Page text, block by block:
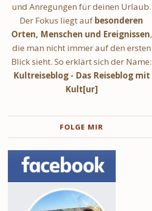
und Anregungen für deinen Urlaub.
Der Fokus liegt auf besonderen
Orten, Menschen und Ereignissen,
die man nicht immer auf den ersten
Blick sieht. So erklärt sich der Name:
Kultreiseblog - Das Reiseblog mit
Kult[ur]
FOLGE MIR